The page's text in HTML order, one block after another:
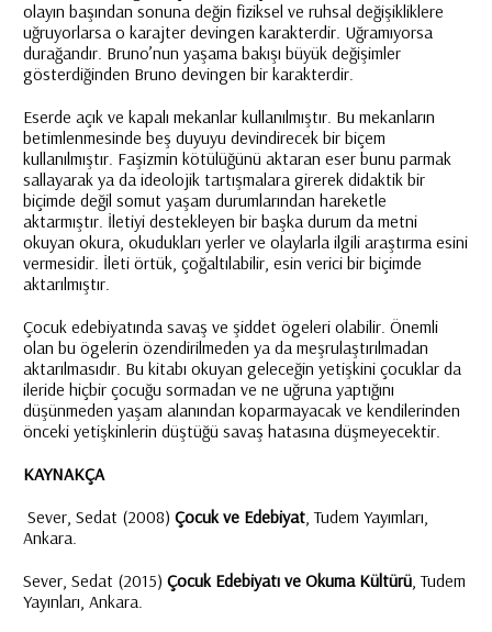
olayın başından sonuna değin fiziksel ve ruhsal değişikliklere
uğruyorlarsa o karajter devingen karakterdir. Uğramıyorsa
durağandır. Bruno’nun yaşama bakışı büyük değişimler
gösterdiğinden Bruno devingen bir karakterdir.
Eserde açık ve kapalı mekanlar kullanılmıştır. Bu mekanların
betimlenmesinde beş duyuyu devindirecek bir biçem
kullanılmıştır. Faşizmin kötülüğünü aktaran eser bunu parmak
sallayarak ya da ideolojik tartışmalara girerek didaktik bir
biçimde değil somut yaşam durumlarından hareketle
aktarmıştır. İletiyi destekleyen bir başka durum da metni
okuyan okura, okudukları yerler ve olaylarla ilgili araştırma esini
vermesidir. İleti örtük, çoğaltılabilir, esin verici bir biçimde
aktarılmıştır.
Çocuk edebiyatında savaş ve şiddet ögeleri olabilir. Önemli
olan bu ögelerin özendirilmeden ya da meşrulaştırılmadan
aktarılmasıdır. Bu kitabı okuyan geleceğin yetişkini çocuklar da
ileride hiçbir çocuğu sormadan ve ne uğruna yaptığını
düşünmeden yaşam alanından koparmayacak ve kendilerinden
önceki yetişkinlerin düştüğü savaş hatasına düşmeyecektir.
KAYNAKÇA
Sever, Sedat (2008) Çocuk ve Edebiyat, Tudem Yayımları,
Ankara.
Sever, Sedat (2015) Çocuk Edebiyatı ve Okuma Kültürü, Tudem
Yayınları, Ankara.